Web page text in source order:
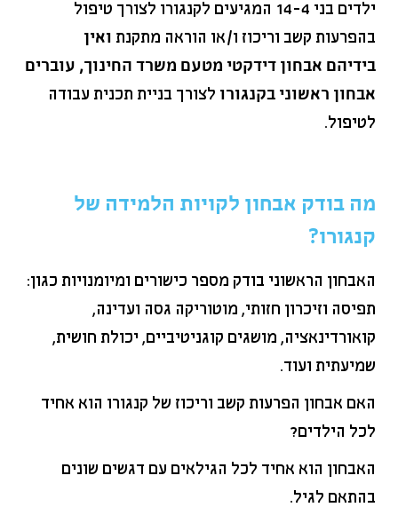
ילדים בני 14-4 המגיעים לקנגורו לצורך טיפול
בהפרעות קשב וריכוז ו/או הוראה מתקנת ואין
בידיהם אבחון דידקטי מטעם משרד החינוך, עוברים
אבחון ראשוני בקנגורו לצורך בניית תכנית עבודה
לטיפול.
מה בודק אבחון לקויות הלמידה של
קנגורו?
האבחון הראשוני בודק מספר כישורים ומיומנויות כגון:
תפיסה וזיכרון חזותי, מוטוריקה גסה ועדינה,
קואורדינאציה, מושגים קוגניטיביים, יכולת חושית,
שמיעתית ועוד.
האם אבחון הפרעות קשב וריכוז של קנגורו הוא אחיד
לכל הילדים?
האבחון הוא אחיד לכל הגילאים עם דגשים שונים
בהתאם לגיל.